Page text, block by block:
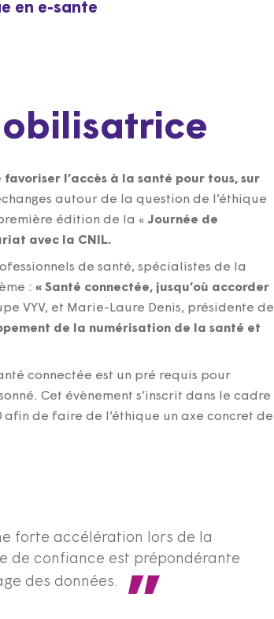
en e-sante
favoriser l’accès à la santé pour tous, sur
autour de la question de l’éthique
édition de la « Journée de
avec la CNIL.
de santé, spécialistes de la
: « Santé connectée, jusqu’où accorder
VYV, et Marie-Laure Denis, présidente de
de la numérisation de la santé et
connectée est un pré requis pour
Cet évènement s’inscrit dans le cadre
de faire de l’éthique un axe concret de
forte accélération lors de la
de confiance est prépondérante
des données.